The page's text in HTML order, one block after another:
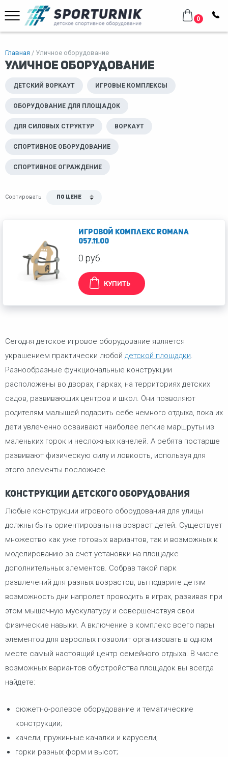
0
Главная Уличное оборудование
Уличное оборудование
ДЕТСКИЙ ВОРКАУТ ИГРОВЫЕ КОМПЛЕКСЫ
ОБОРУДОВАНИЕ ДЛЯ ПЛОЩАДОК
ДЛЯ СИЛОВЫХ СТРУКТУР ВОРКАУТ
СПОРТИВНОЕ ОБОРУДОВАНИЕ
СПОРТИВНОЕ ОГРАЖДЕНИЕ
Сортировать По цене
Игровой комплекс Romana
057.11.00
0 руб.
КУПИТЬ
Сегодня детское игровое оборудование является
украшением практически любой детской площадки.
Разнообразные функциональные конструкции
расположены во дворах, парках, на территориях детских
садов, развивающих центров и школ. Они позволяют
родителям малышей подарить себе немного отдыха, пока их
дети увлеченно осваивают наиболее легкие маршруты из
маленьких горок и несложных качелей. А ребята постарше
развивают физическую силу и ловкость, используя для
этого элементы посложнее.
Конструкции детского оборудования
Любые конструкции игрового оборудования для улицы
должны быть ориентированы на возраст детей. Существует
множество как уже готовых вариантов, так и возможных к
моделированию за счет установки на площадке
дополнительных элементов. Собрав такой парк
развлечений для разных возрастов, вы подарите детям
возможность дни напролет проводить в играх, развивая при
этом мышечную мускулатуру и совершенствуя свои
физические навыки. А включение в комплекс всего пары
элементов для взрослых позволит организовать в одном
месте самый настоящий центр семейного отдыха. В числе
возможных вариантов обустройства площадок вы всегда
найдете:
сюжетно-ролевое оборудование и тематические
конструкции;
качели, пружинные качалки и карусели;
горки разных форм и высот;